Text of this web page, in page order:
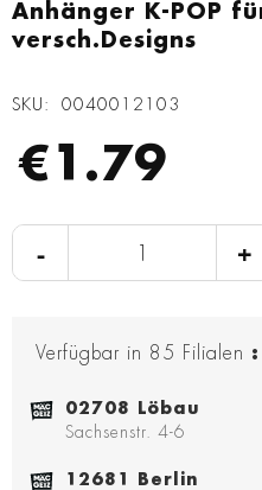
Anhänger K-POP
versch.Designs
SKU 0040012103
€1.79
- +
Verfügbar in 85 Filialen :
02708 Löbau
Sachsenstr. 4-6
12681 Berlin
Anfang
der